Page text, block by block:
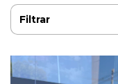
Filtrar